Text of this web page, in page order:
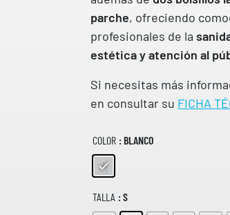
r
e
c
i
s
:
E
I
O
D
E
parche, ofreciendo
profesionales de la
estética y atención al
Si necesitas más
en consultar su FICHA
COLOR : BLANCO
TALLA : S